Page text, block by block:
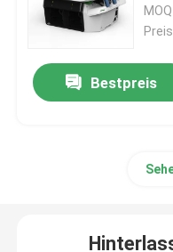
Geld
Bestpreis